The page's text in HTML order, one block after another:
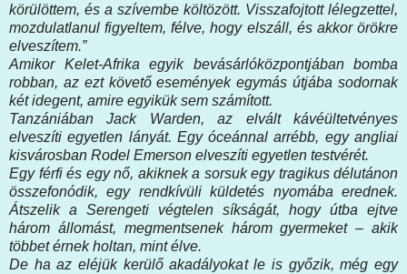
körülöttem, és a szívembe költözött. Visszafojtott lélegzettel,
mozdulatlanul figyeltem, félve, hogy elszáll, és akkor örökre
elveszítem.”
Amikor Kelet-Afrika egyik bevásárlóközpontjában bomba
robban, az ezt követő események egymás útjába sodornak
két idegent, amire egyikük sem számított.
Tanzániában Jack Warden, az elvált kávéültetvényes
elveszíti egyetlen lányát. Egy óceánnal arrébb, egy angliai
kisvárosban Rodel Emerson elveszíti egyetlen testvérét.
Egy férfi és egy nő, akiknek a sorsuk egy tragikus délutánon
összefonódik, egy rendkívüli küldetés nyomába erednek.
Átszelik a Serengeti végtelen síkságát, hogy útba ejtve
három állomást, megmentsenek három gyermeket – akik
többet érnek holtan, mint élve.
De ha az eléjük kerülő akadályokat le is győzik, még egy